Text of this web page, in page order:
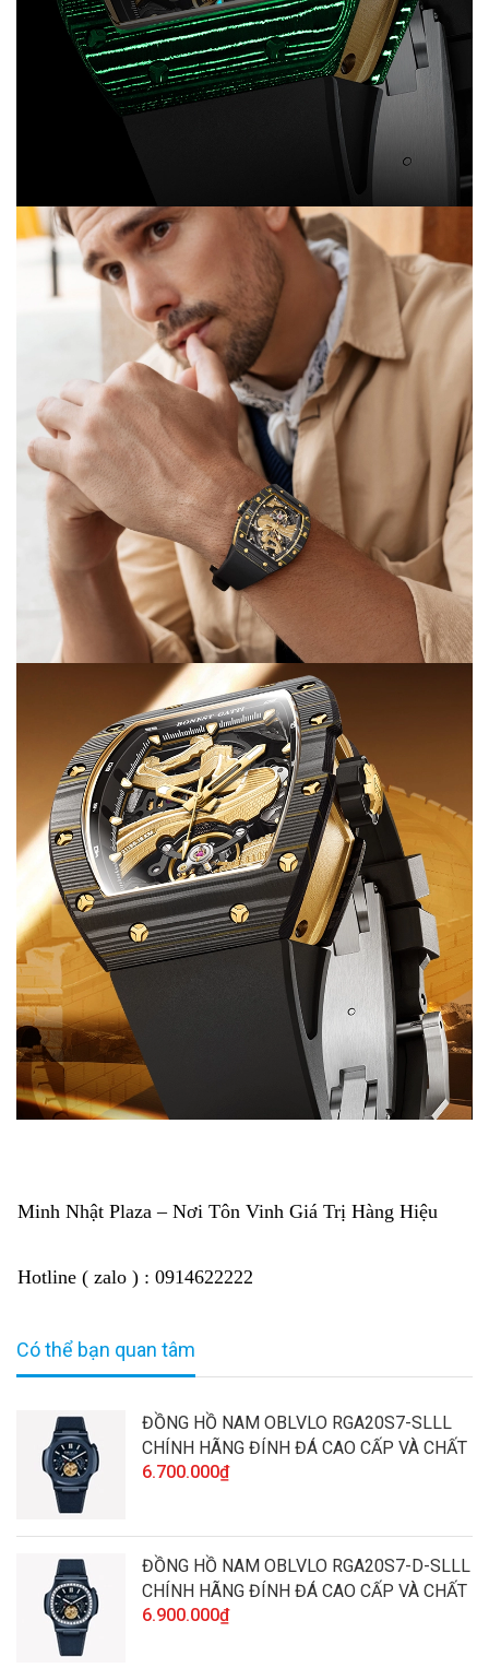
Minh Nhật Plaza – Nơi Tôn Vinh Giá Trị Hàng Hiệu
Hotline ( zalo ) : 0914622222
Có thể bạn quan tâm
ĐỒNG HỒ NAM OBLVLO RGA20S7-SLLL
CHÍNH HÃNG ĐÍNH ĐÁ CAO CẤP VÀ CHẤT
LƯỢNG
6.700.000₫
ĐỒNG HỒ NAM OBLVLO RGA20S7-D-SLLL
CHÍNH HÃNG ĐÍNH ĐÁ CAO CẤP VÀ CHẤT
LƯỢNG
6.900.000₫